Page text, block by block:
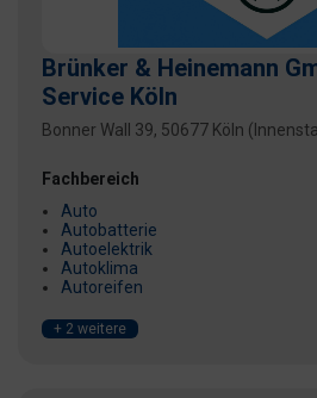
Brünker & Heinemann
Service Köln
Bonner Wall 39, 50677 Köln
Fachbereich
Auto
Autobatterie
Autoelektrik
Autoklima
Autoreifen
+ 2 weitere